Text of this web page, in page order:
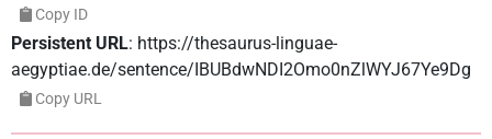
Copy ID
Persistent URL: https://thesaurus-linguae-
aegyptiae.de/sentence/IBUBdwNDI2Omo0nZlWYJ67Ye9Dg
Copy URL